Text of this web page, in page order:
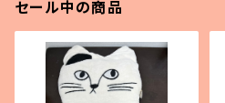
セール中の商品